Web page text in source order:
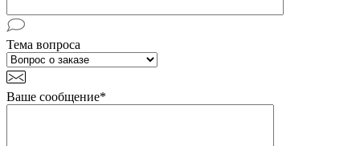
Тема вопроса
Ваше сообщение*